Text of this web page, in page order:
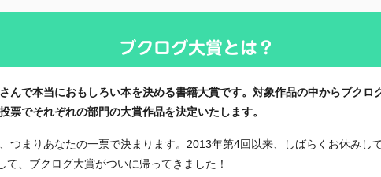
んで本当におもしろい本を決める書籍大賞です。対象作品の中からブクロ
票でそれぞれの部門の大賞作品を決定いたします。
つまりあなたの一票で決まります。2013年第4回以来、しばらくお休みし
、ブクログ大賞がついに帰ってきました！